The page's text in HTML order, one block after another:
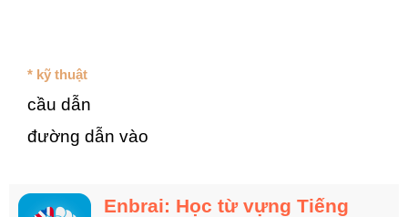
* kỹ thuật
cầu dẫn
đường dẫn vào
Enbrai: Học từ vựng Tiếng